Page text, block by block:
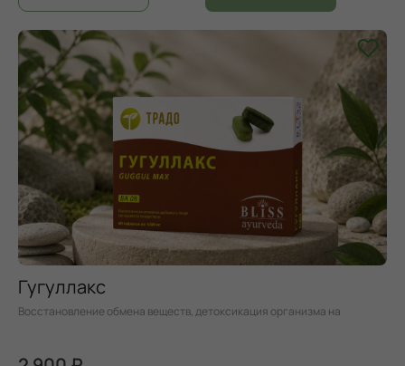
Гугуллакс
Восстановление обмена веществ, детоксикация организма на